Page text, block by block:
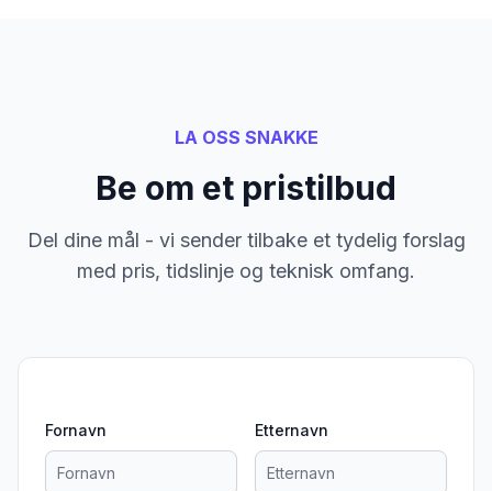
LA OSS SNAKKE
Be om et pristilbud
Del dine mål - vi sender tilbake et tydelig forslag
med pris, tidslinje og teknisk omfang.
Fornavn Etternavn